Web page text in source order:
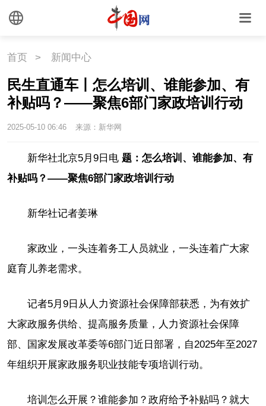
首页 > 新闻中心
民生直通车丨怎么培训、谁能参加、有
补贴吗？——聚焦6部门家政培训行动
2025-05-10 06:46 来源：新华网
新华社北京5月9日电 题：怎么培训、谁能参加、有
补贴吗？——聚焦6部门家政培训行动
新华社记者姜琳
家政业，一头连着务工人员就业，一头连着广大家
庭育儿养老需求。
记者5月9日从人力资源社会保障部获悉，为有效扩
大家政服务供给、提高服务质量，人力资源社会保障
部、国家发展改革委等6部门近日部署，自2025年至2027
年组织开展家政服务职业技能专项培训行动。
培训怎么开展？谁能参加？政府给予补贴吗？就大